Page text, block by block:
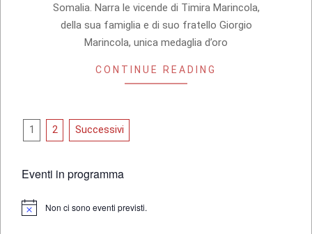
Somalia. Narra le vicende di Timira Marincola,
della sua famiglia e di suo fratello Giorgio
Marincola, unica medaglia d’oro
CONTINUE READING
Paginazione
articoli
1 2 Successivi
Eventi in programma
Notice Non ci sono eventi previsti.